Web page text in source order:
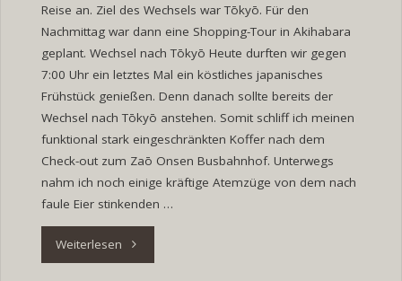
Reise an. Ziel des Wechsels war Tōkyō. Für den
Nachmittag war dann eine Shopping-Tour in Akihabara
geplant. Wechsel nach Tōkyō Heute durften wir gegen
7:00 Uhr ein letztes Mal ein köstliches japanisches
Frühstück genießen. Denn danach sollte bereits der
Wechsel nach Tōkyō anstehen. Somit schliff ich meinen
funktional stark eingeschränkten Koffer nach dem
Check-out zum Zaō Onsen Busbahnhof. Unterwegs
nahm ich noch einige kräftige Atemzüge von dem nach
faule Eier stinkenden …
Weiterlesen"Tag